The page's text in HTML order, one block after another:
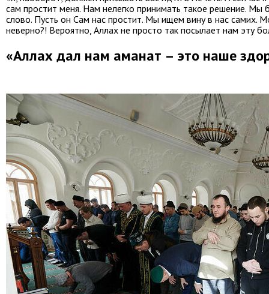
сам простит меня. Нам нелегко принимать такое решение. Мы
слово. Пусть он Сам нас простит. Мы ищем вину в нас самих.
неверно?! Вероятно, Аллах не просто так посылает нам эту
«Аллах дал нам аманат – это наше